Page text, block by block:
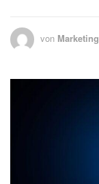
von Marketing